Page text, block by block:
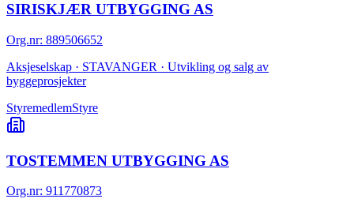
SIRISKJÆR UTBYGGING AS
Org.nr: 889506652
Aksjeselskap · STAVANGER · Utvikling og salg av
byggeprosjekter
StyremedlemStyre
TOSTEMMEN UTBYGGING AS
Org.nr: 911770873